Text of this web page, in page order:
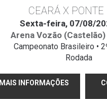
CEARÁ X PONTE
Sexta-feira, 07/08/
Arena Vozão
Campeonato Brasileiro •
Rodada
MAIS INFORMAÇÕES